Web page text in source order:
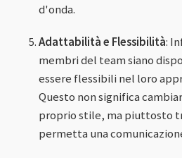
d'onda.
Adattabilità e Flessibilità:
membri del team siano
essere flessibili nel loro
Questo non significa
proprio stile, ma piuttosto
permetta una